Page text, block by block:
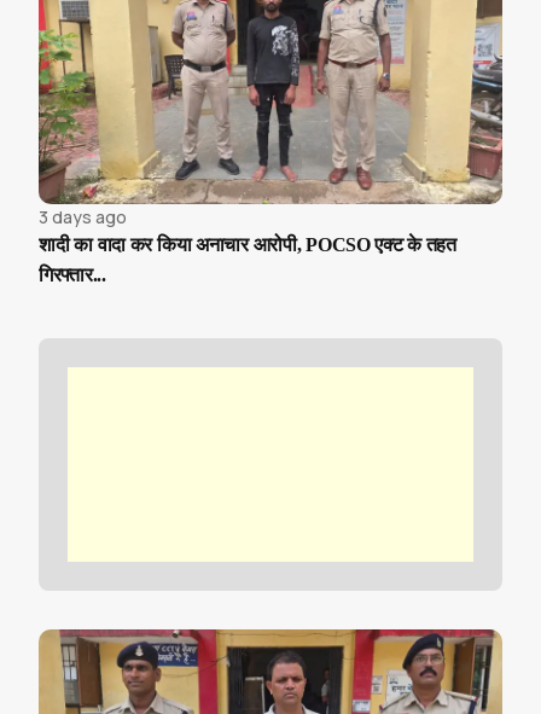
3 days ago
शादी का वादा कर किया अनाचार आरोपी, POCSO एक्ट के तहत
गिरफ्तार...